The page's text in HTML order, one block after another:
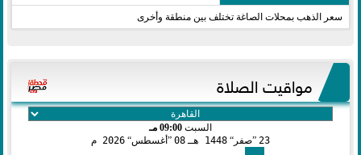
سعر الذهب بمحلات الصاغة تختلف بين منطقة وأخرى
مواقيت الصلاة
السبت 09:00 مـ
23 صفر 1448 هـ 08 أغسطس 2026 م